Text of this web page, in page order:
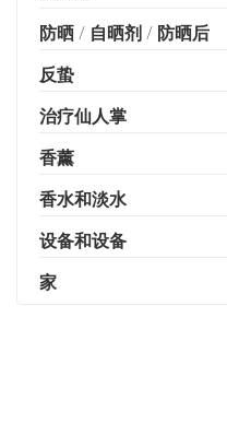
防晒 / 自晒剂 / 防晒后
反蛰
治疗仙人掌
香薰
香水和淡水
设备和设备
家